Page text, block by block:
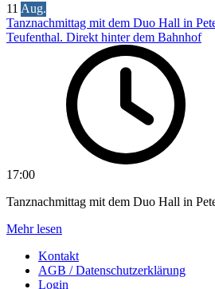
11 Aug.
Tanznachmittag mit dem Duo Hall in
Teufenthal. Direkt hinter dem Bahnhof
17:00
Tanznachmittag mit dem Duo Hall in
Mehr lesen
Kontakt
AGB / Datenschutzerklärung
Login